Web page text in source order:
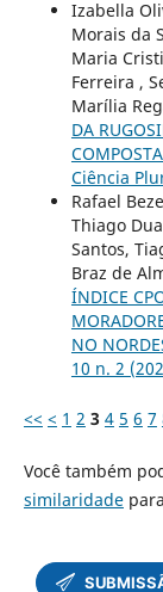
Izabella
Morais da
Maria
Ferreira ,
Marília
DA
Ciência
Rafael
Thiago
Santos,
Braz de
ÍNDICE
NO
10 n. 2
<< < 1 2 3 4 5 6 7
Você também
similaridade